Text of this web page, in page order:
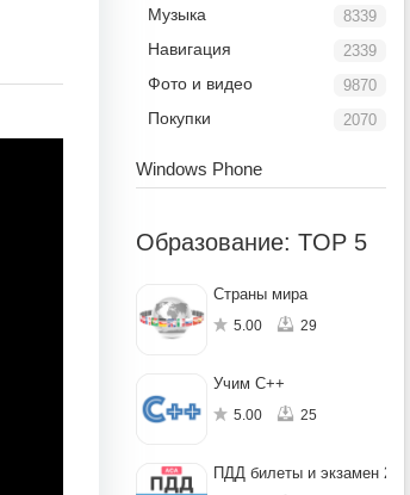
8339
Музыка
2339
Навигация
9870
Фото и видео
2070
Покупки
Windows Phone
Образование: TOP 5
Страны мира
5.00 29
Учим C++
5.00 25
ПДД билеты и экзамен 2025